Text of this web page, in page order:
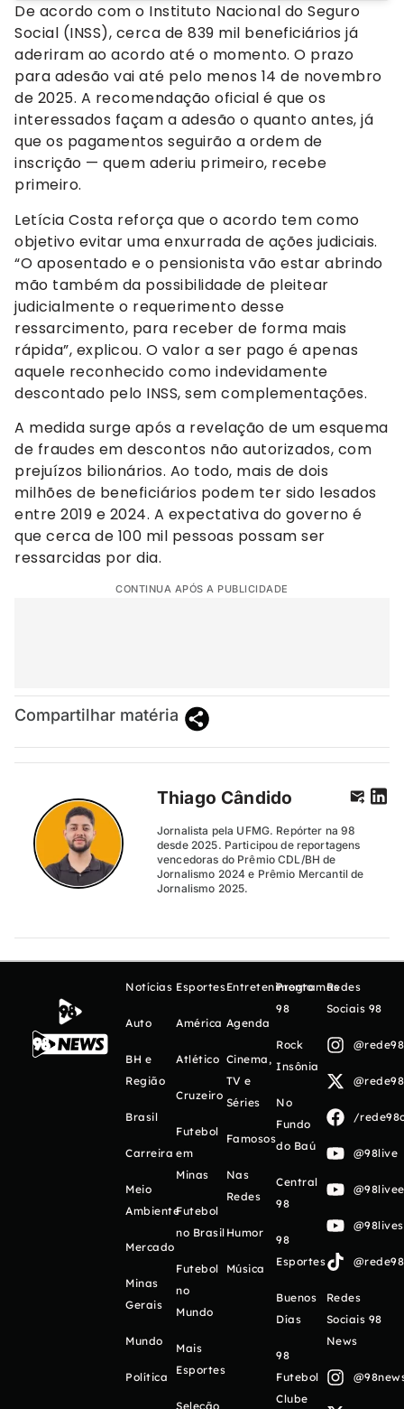
De acordo com o Instituto Nacional do Seguro
Social (INSS), cerca de 839 mil beneficiários já
aderiram ao acordo até o momento. O prazo
para adesão vai até pelo menos 14 de novembro
de 2025. A recomendação oficial é que os
interessados façam a adesão o quanto antes, já
que os pagamentos seguirão a ordem de
inscrição — quem aderiu primeiro, recebe
primeiro.
Letícia Costa reforça que o acordo tem como
objetivo evitar uma enxurrada de ações judiciais.
“O aposentado e o pensionista vão estar abrindo
mão também da possibilidade de pleitear
judicialmente o requerimento desse
ressarcimento, para receber de forma mais
rápida”, explicou. O valor a ser pago é apenas
aquele reconhecido como indevidamente
descontado pelo INSS, sem complementações.
A medida surge após a revelação de um esquema
de fraudes em descontos não autorizados, com
prejuízos bilionários. Ao todo, mais de dois
milhões de beneficiários podem ter sido lesados
entre 2019 e 2024. A expectativa do governo é
que cerca de 100 mil pessoas possam ser
ressarcidas por dia.
CONTINUA APÓS A PUBLICIDADE
Compartilhar matéria
Thiago Cândido
Jornalista pela UFMG. Repórter na 98
desde 2025. Participou de reportagens
vencedoras do Prêmio CDL/BH de
Jornalismo 2024 e Prêmio Mercantil de
Jornalismo 2025.
Notícias
Auto
BH e
Região
Brasil
Carreira
Meio
Ambiente
Mercado
Minas
Gerais
Mundo
Política
Esportes
América
Atlético
Cruzeiro
Futebol
em
Minas
Futebol
no Brasil
Futebol
no
Mundo
Mais
Esportes
Seleção
Entretenimento
Agenda
Cinema,
TV e
Séries
Famosos
Nas
Redes
Humor
Música
Programas
98
Rock
Insônia
No
Fundo
do Baú
Central
98
98
Esportes
Buenos
Días
98
Futebol
Clube
Redes
Sociais 98
/
@98live
Redes
Sociais 98
News